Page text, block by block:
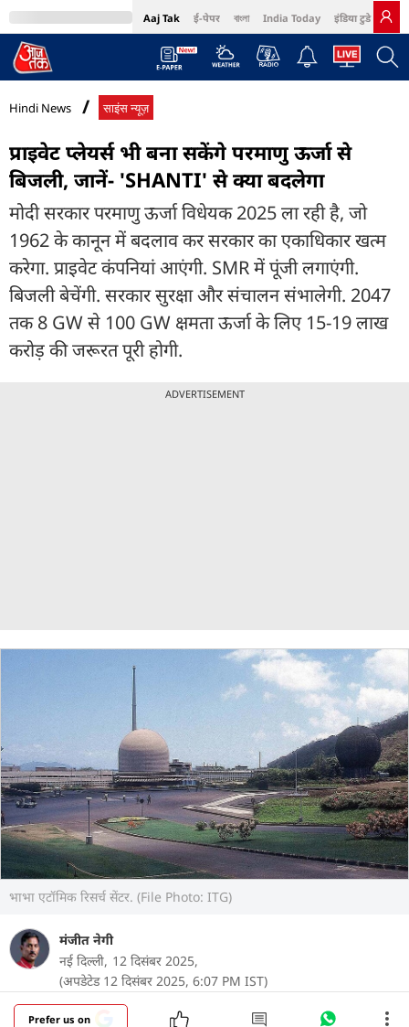
Aaj Tak ई-पेपर বাংলা India Today इंडिया टुडे हिंदी
MumbaiTak Cosmopolitan Harper's Bazaar Northeast
Hindi News साइंस न्यूज़
प्राइवेट प्लेयर्स भी बना सकेंगे परमाणु ऊर्जा से
बिजली, जानें- 'SHANTI' से क्या बदलेगा
मोदी सरकार परमाणु ऊर्जा विधेयक 2025 ला रही है, जो
1962 के कानून में बदलाव कर सरकार का एकाधिकार खत्म
करेगा. प्राइवेट कंपनियां आएंगी. SMR में पूंजी लगाएंगी.
बिजली बेचेंगी. सरकार सुरक्षा और संचालन संभालेगी. 2047
तक 8 GW से 100 GW क्षमता ऊर्जा के लिए 15-19 लाख
करोड़ की जरूरत पूरी होगी.
ADVERTISEMENT
भाभा एटॉमिक रिसर्च सेंटर. (File Photo: ITG)
मंजीत नेगी
नई दिल्ली, 12 दिसंबर 2025,
(अपडेटेड 12 दिसंबर 2025, 6:07 PM IST)
Prefer us on